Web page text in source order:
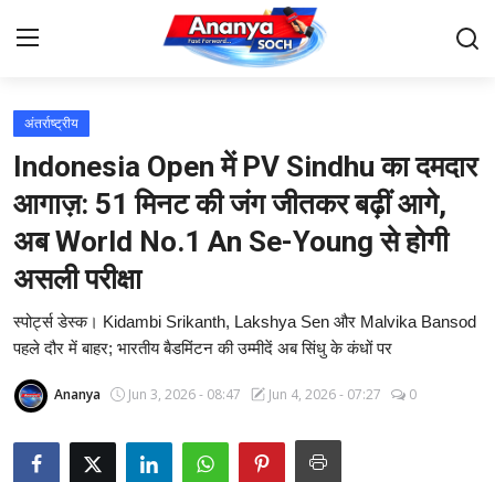
Home
Contact
About Us
बिज़नेस
राजनीति
मनोरंजन
अंतर्राष्ट्रीय
Indonesia Open में PV Sindhu का दमदार
आगाज़: 51 मिनट की जंग जीतकर बढ़ीं आगे,
अब World No.1 An Se-Young से होगी
असली परीक्षा
स्पोर्ट्स डेस्क। Kidambi Srikanth, Lakshya Sen और Malvika Bansod
पहले दौर में बाहर; भारतीय बैडमिंटन की उम्मीदें अब सिंधु के कंधों पर
Ananya Jun 3, 2026 - 08:47 Jun 4, 2026 - 07:27 0